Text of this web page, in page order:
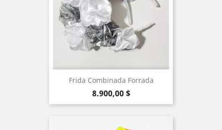
Frida Combinada Forrada
Precio
8.900,00 $